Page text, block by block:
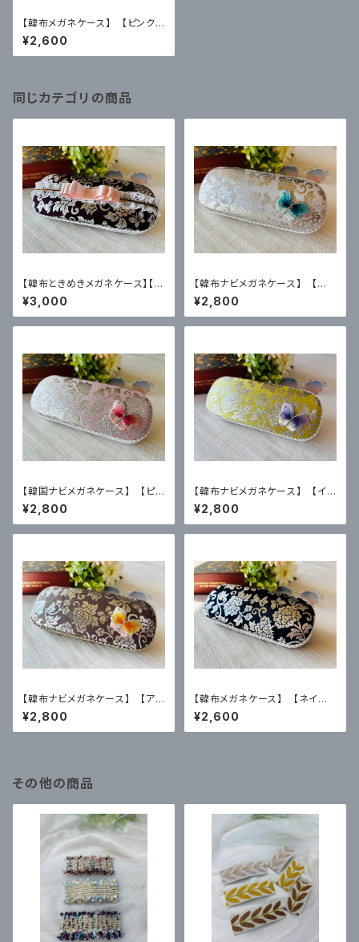
【韓布メガネケース】 【ピンク
色】
¥2,600
同じカテゴリの商品
【韓布ときめきメガネケース】【ワ
インレッド色】
¥3,000
【韓布ナビメガネケース】 【ホ
ワイト色】
¥2,800
【韓国ナビメガネケース】 【ピン
ク色】
¥2,800
【韓布ナビメガネケース】 【イ
エロー色】
¥2,800
【韓布ナビメガネケース】 【ア
ーモンド色】
¥2,800
【韓布メガネケース】 【ネイビ
ー色】
¥2,600
その他の商品